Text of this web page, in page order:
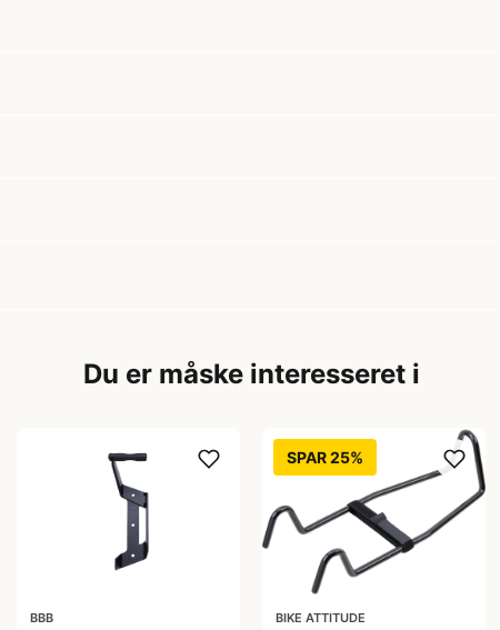
Du er måske interesseret i
BBB
SPAR 25%
BIKE ATTITUDE